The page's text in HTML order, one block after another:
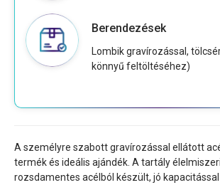
Berendezések
Lombik gravírozással,
könnyű feltöltéséhez)
A személyre szabott gravírozással ellátott
termék és ideális ajándék. A tartály
rozsdamentes acélból készült, jó